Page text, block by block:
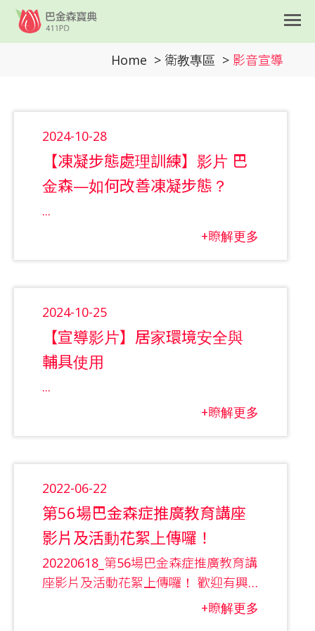
Home >衛教專區 > 影音宣導
2024-10-28
【凍凝步態處理訓練】影片 巴
金森—如何改善凍凝步態？
...
+瞭解更多
2024-10-25
【宣導影片】居家環境安全與
輔具使用
...
+瞭解更多
2022-06-22
第56場巴金森症推廣教育講座
影片及活動花絮上傳囉！
20220618_第56場巴金森症推廣教育講
座影片及活動花絮上傳囉！ 歡迎有興
趣的會員朋友／照護者／相關人員點閱
+瞭解更多